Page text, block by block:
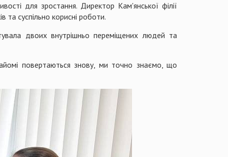
для зростання. Директор Кам'янської філії
та суспільно корисні роботи.
двоих внутрішньо переміщених людей та
повертаються знову, ми точно знаємо, що